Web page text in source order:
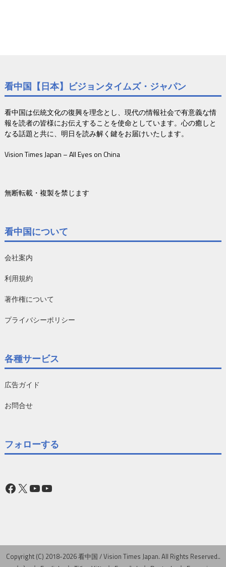
看中国【日本】ビジョンタイムズ・ジャパン
看中国は伝統文化の復興を理念とし、現代の情報社会で有意義な情
報を読者の皆様にお伝えすることを使命としています。心の癒しと
なる話題と共に、明日を読み解く鍵をお届けいたします。
Vision Times Japan – All Eyes on China
無断転載・複製を禁じます
看中国について
会社案内
利用規約
著作権について
プライバシーポリシー
各種サービス
広告ガイド
お問合せ
フォローする
Facebook
X YouTube
YouTube
Copyright (C) 2018-2026 看中国 / Vision Times Japan. All Rights Reserved..